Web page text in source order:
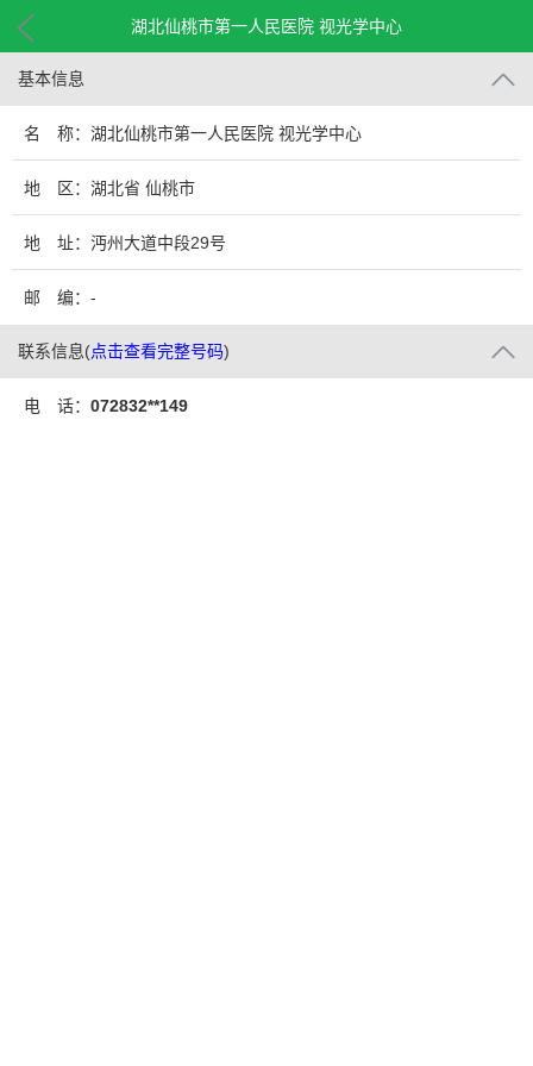
湖北仙桃市第一人民医院 视光学中心
基本信息
名 称：湖北仙桃市第一人民医院 视光学中心
地 区：湖北省 仙桃市
地 址：沔州大道中段29号
邮 编：-
联系信息(点击查看完整号码)
电 话： 072832**149